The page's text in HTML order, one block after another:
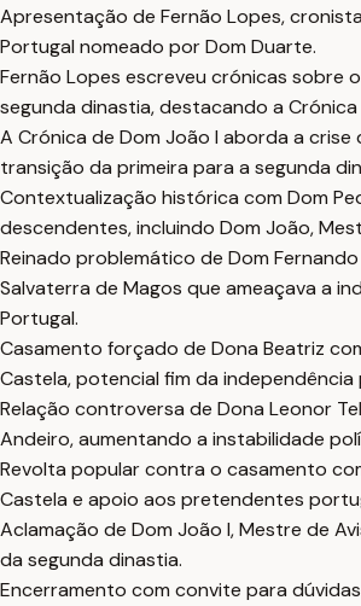
Apresentação de Fernão Lopes,
Portugal nomeado por Dom Duarte.
Fernão Lopes escreveu crónicas sobre
segunda dinastia, destacando a Crónica
A Crónica de Dom João I aborda a crise
transição da primeira para a segunda
Contextualização histórica com Dom
descendentes, incluindo Dom João,
Reinado problemático de Dom
Salvaterra de Magos que ameaçava a
Portugal.
Casamento forçado de Dona Beatriz
Castela, potencial fim da independência
Relação controversa de Dona Leonor
Andeiro, aumentando a instabilidade
Revolta popular contra o casamento
Castela e apoio aos pretendentes
Aclamação de Dom João I, Mestre de
da segunda dinastia.
Encerramento com convite para